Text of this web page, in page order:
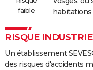
faible
habitations
RISQUE
Un établissement
des risques d'accidents